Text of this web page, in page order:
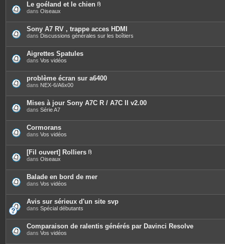
t
Le goéland et le chien
è
c
e
s
j
t
e
s
dans Oiseaux
Sony A7 RV , trappe acces HDMI
dans Discussions générales sur les boîtiers
Aigrettes Spatules
dans Vos vidéos
problème écran sur a6400
dans NEX-6/A6x00
Mises à jour Sony A7C R / A7C II v2.00
dans Série A7
Cormorans
dans Vos vidéos
[Fil ouvert] Rolliers
è
c
j
o
i
t
e
s
dans Oiseaux
Balade en bord de mer
dans Vos vidéos
Avis sur sérieux d'un site svp
dans Spécial débutants
Comparaison de ralentis générés par Davinci Resolve
dans Vos vidéos